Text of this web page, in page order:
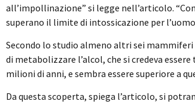
all’impollinazione” si legge nell’articolo.
superano il limite di intossicazione per
Secondo lo studio almeno altri sei
di metabolizzare l’alcol, che si credeva
milioni di anni, e sembra essere superiore a
Da questa scoperta, spiega l’articolo, si